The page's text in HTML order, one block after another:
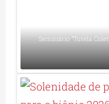
Seminário “Tutela